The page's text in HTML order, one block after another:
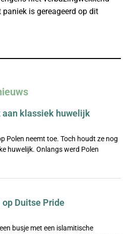
is gereageerd op dit
aan klassiek huwelijk
Polen neemt toe. Toch houdt ze nog
huwelijk. Onlangs werd Polen
Duitse Pride
busje met een islamitische